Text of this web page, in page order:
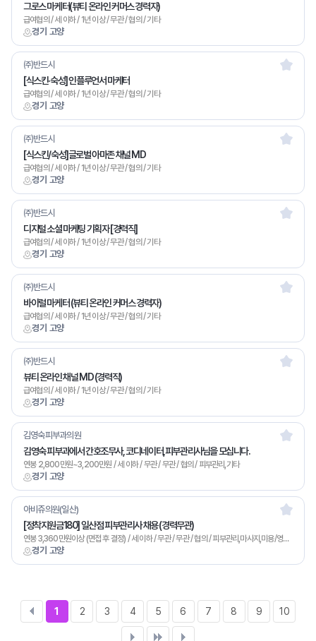
경기 고양
그로스 마케터(뷰티 온라인 커머스 경력자)
급여협의 / 세 이하 / 1년 이상 / 무관 / 협의 / 기타
경기 고양
㈜반드시
[식스킨·숙성] 인플루언서 마케터
급여협의 / 세 이하 / 1년 이상 / 무관 / 협의 / 기타
경기 고양
㈜반드시
[식스킨/숙성]글로벌 아마존 채널 MD
급여협의 / 세 이하 / 1년 이상 / 무관 / 협의 / 기타
경기 고양
㈜반드시
디지털 소셜 마케팅 기획자 [경력직]
급여협의 / 세 이하 / 1년 이상 / 무관 / 협의 / 기타
경기 고양
㈜반드시
바이럴 마케터 (뷰티 온라인 커머스 경력자)
급여협의 / 세 이하 / 1년 이상 / 무관 / 협의 / 기타
경기 고양
㈜반드시
뷰티 온라인 채널 MD (경력직)
급여협의 / 세 이하 / 1년 이상 / 무관 / 협의 / 기타
경기 고양
김영숙피부과의원
김영숙 피부과에서 간호조무사, 코디네이터,피부관리사님을 모십니다.
연봉 2,800만원~3,200만원 / 세 이하 / 무관 / 무관 / 협의 / 피부관리,기타
경기 고양
아비쥬의원(일산)
[정착지원금180] 일산점 피부관리사 채용 (경력무관)
연봉 3,360만원이상 (면접 후 결정) / 세 이하 / 무관 / 무관 / 협의 / 피부관리,마사지,미용/영업,기타
1 2 3 4 5 6 7 8 9 10